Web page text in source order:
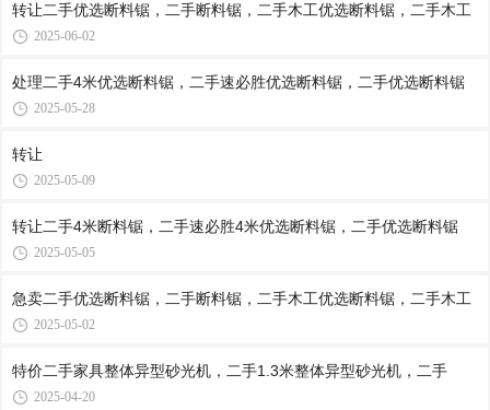
转让二手优选断料锯，二手断料锯，二手木工优选断料锯，二手木工
2025-06-02
处理二手4米优选断料锯，二手速必胜优选断料锯，二手优选断料锯
2025-05-28
转让
2025-05-09
转让二手4米断料锯，二手速必胜4米优选断料锯，二手优选断料锯
2025-05-05
急卖二手优选断料锯，二手断料锯，二手木工优选断料锯，二手木工
2025-05-02
特价二手家具整体异型砂光机，二手1.3米整体异型砂光机，二手
2025-04-20